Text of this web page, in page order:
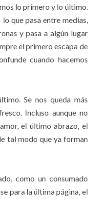
lo primero y lo último.
que pasa entre medias,
y pasa a algún lugar
el primero escapa de
cuando hacemos
Se nos queda más
Incluso aunque no
el último abrazo, el
tal modo que ya forman
como un consumado
para la última página, el